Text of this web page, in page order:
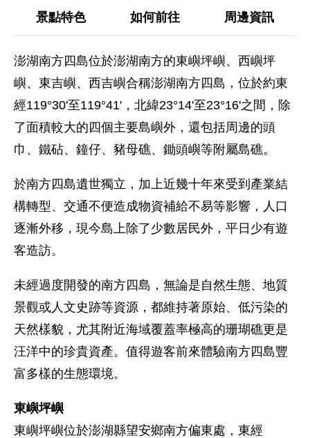
景點特色 如何前往 周邊資訊
澎湖南方四島位於澎湖南方的東嶼坪嶼、西嶼坪
嶼、東吉嶼、西吉嶼合稱澎湖南方四島，位於約東
經119°30'至119°41'，北緯23°14'至23°16'之間，除
了面積較大的四個主要島嶼外，還包括周邊的頭
巾、鐵砧、鐘仔、豬母礁、鋤頭嶼等附屬島礁。
於南方四島遺世獨立，加上近幾十年來受到產業結
構轉型、交通不便造成物資補給不易等影響，人口
逐漸外移，現今島上除了少數居民外，平日少有遊
客造訪。
未經過度開發的南方四島，無論是自然生態、地質
景觀或人文史跡等資源，都維持著原始、低污染的
天然樣貌，尤其附近海域覆蓋率極高的珊瑚礁更是
汪洋中的珍貴資產。值得遊客前來體驗南方四島豐
富多樣的生態環境。
東嶼坪嶼
東嶼坪嶼位於澎湖縣望安鄉南方偏東處，東經